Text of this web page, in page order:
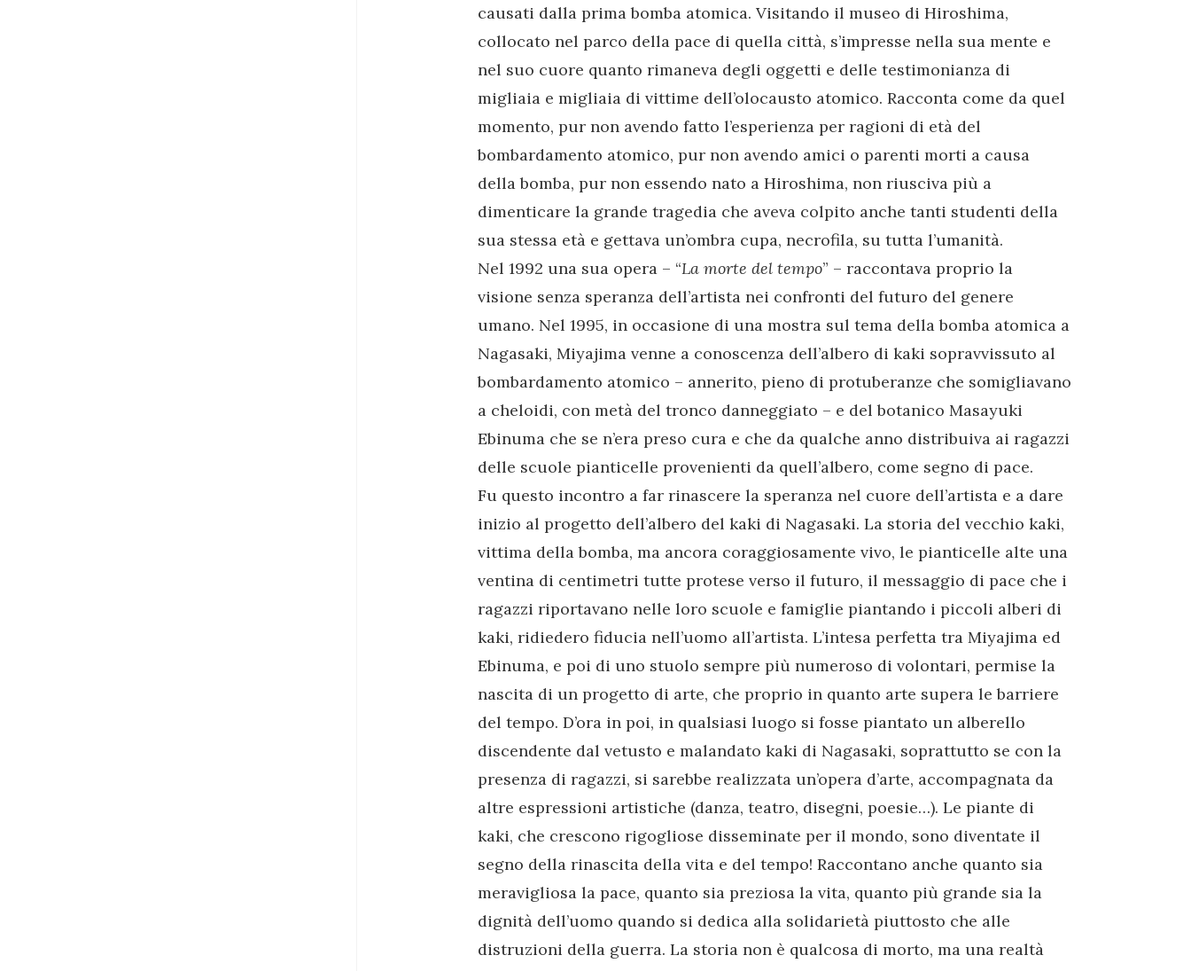
causati dalla prima bomba atomica. Visitando il museo di Hiroshima,
collocato nel parco della pace di quella città, s’impresse nella sua mente e
nel suo cuore quanto rimaneva degli oggetti e delle testimonianza di
migliaia e migliaia di vittime dell’olocausto atomico. Racconta come da quel
momento, pur non avendo fatto l’esperienza per ragioni di età del
bombardamento atomico, pur non avendo amici o parenti morti a causa
della bomba, pur non essendo nato a Hiroshima, non riusciva più a
dimenticare la grande tragedia che aveva colpito anche tanti studenti della
sua stessa età e gettava un’ombra cupa, necrofila, su tutta l’umanità.
Nel 1992 una sua opera – “La morte del tempo” – raccontava proprio la
visione senza speranza dell’artista nei confronti del futuro del genere
umano. Nel 1995, in occasione di una mostra sul tema della bomba atomica a
Nagasaki, Miyajima venne a conoscenza dell’albero di kaki sopravvissuto al
bombardamento atomico – annerito, pieno di protuberanze che somigliavano
a cheloidi, con metà del tronco danneggiato – e del botanico Masayuki
Ebinuma che se n’era preso cura e che da qualche anno distribuiva ai ragazzi
delle scuole pianticelle provenienti da quell’albero, come segno di pace.
Fu questo incontro a far rinascere la speranza nel cuore dell’artista e a dare
inizio al progetto dell’albero del kaki di Nagasaki. La storia del vecchio kaki,
vittima della bomba, ma ancora coraggiosamente vivo, le pianticelle alte una
ventina di centimetri tutte protese verso il futuro, il messaggio di pace che i
ragazzi riportavano nelle loro scuole e famiglie piantando i piccoli alberi di
kaki, ridiedero fiducia nell’uomo all’artista. L’intesa perfetta tra Miyajima ed
Ebinuma, e poi di uno stuolo sempre più numeroso di volontari, permise la
nascita di un progetto di arte, che proprio in quanto arte supera le barriere
del tempo. D’ora in poi, in qualsiasi luogo si fosse piantato un alberello
discendente dal vetusto e malandato kaki di Nagasaki, soprattutto se con la
presenza di ragazzi, si sarebbe realizzata un’opera d’arte, accompagnata da
altre espressioni artistiche (danza, teatro, disegni, poesie…). Le piante di
kaki, che crescono rigogliose disseminate per il mondo, sono diventate il
segno della rinascita della vita e del tempo! Raccontano anche quanto sia
meravigliosa la pace, quanto sia preziosa la vita, quanto più grande sia la
dignità dell’uomo quando si dedica alla solidarietà piuttosto che alle
distruzioni della guerra. La storia non è qualcosa di morto, ma una realtà